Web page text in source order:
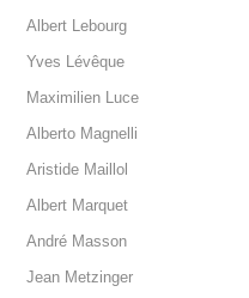
Albert Lebourg
Yves Lévêque
Maximilien Luce
Alberto Magnelli
Aristide Maillol
Albert Marquet
André Masson
Jean Metzinger